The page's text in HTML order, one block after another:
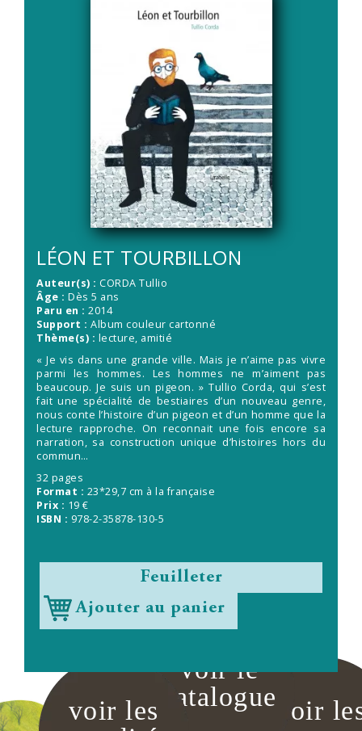
LÉON ET TOURBILLON
Auteur(s) : CORDA Tullio
Âge : Dès 5 ans
Paru en : 2014
Support : Album couleur cartonné
Thème(s) : lecture, amitié
« Je vis dans une grande ville. Mais je n’aime pas vivre
parmi les hommes. Les hommes ne m’aiment pas
beaucoup. Je suis un pigeon. » Tullio Corda, qui s’est
fait une spécialité de bestiaires d’un nouveau genre,
nous conte l’histoire d’un pigeon et d’un homme que la
lecture rapproche. On reconnait une fois encore sa
narration, sa construction unique d’histoires hors du
commun…
32 pages
Format : 23*29,7 cm à la française
Prix : 19 €
ISBN : 978-2-35878-130-5
Feuilleter
Ajouter au panier
voir
voir le
catalogue
voir les